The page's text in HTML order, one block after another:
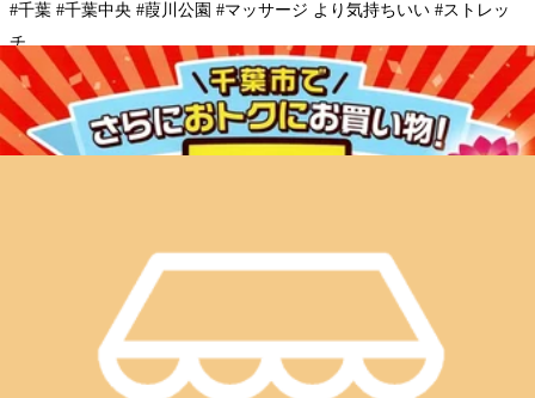
#千葉 #千葉中央 #葭川公園 #マッサージ より気持ちいい #ストレッ
チ
#肩甲骨 剥がし #骨盤 #ボディケア #フットケア #ヘッドスパ #メンズ
#三井ガーデンホテル #ミラマーレ #ダイワロイネットホテル #ホテル
サンシティ
下記でお困りの方にオススメです。
#疲れが抜けない #ストレス #だるさ #倦怠感 #不眠
#肩コリ #首コリ #目 の疲れ #腰痛 #姿勢 が気になる
#足 #冷え #むくみ etc,,,